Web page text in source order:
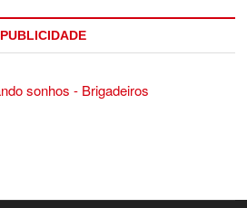
PUBLICIDADE